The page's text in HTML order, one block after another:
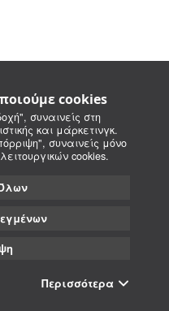
cookies
συναινείς στη
και μάρκετινγκ.
συναινείς μόνο
cookies.
Περισσότερα